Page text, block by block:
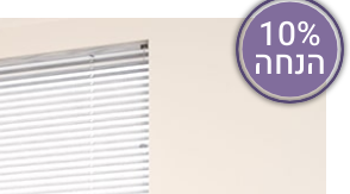
10%
הנחה